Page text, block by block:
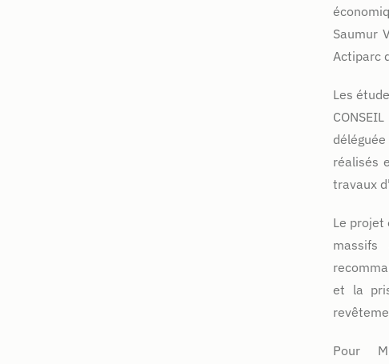
Saumur
Actiparc
Les
réalisés
travaux
Le projet
et la
Pour